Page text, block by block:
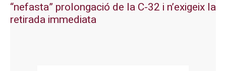
“nefasta” prolongació de la C-32 i n’exigeix la
retirada immediata